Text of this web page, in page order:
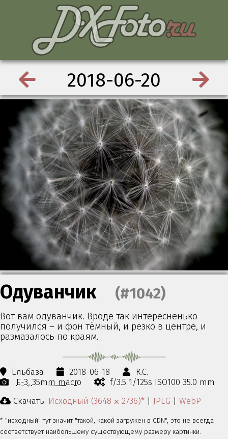
2018-06-20
Одуванчик (#1042)
Вот вам одуванчик. Вроде так интересненько
получился – и фон тёмный, и резко в центре, и
размазалось по краям.
Ёльбаза 2018-06-18
К.С.
E-3 35mm macro
f/3.5 1/125s ISO100 35.0 mm
Скачать: Исходный (3648 ⨉ 2736)* | JPEG | WebP
* "исходный" тут значит "такой, какой загружен в CDN", это не всегда
соответствует наибольшему существующему размеру картинки.